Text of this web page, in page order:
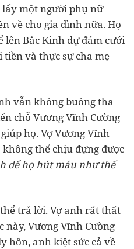
một người phụ nữ
về cho gia đình nữa. Họ
lên Bắc Kinh dự đám cưới
và thực sự cha mẹ
vẫn không buông tha
chỗ Vương Vĩnh Cường
họ. Vợ Vương Vĩnh
không thể chịu đựng được
để họ hút máu như thế
trả lời. Vợ anh rất thất
này, Vương Vĩnh Cường
hôn, anh kiệt sức cả về